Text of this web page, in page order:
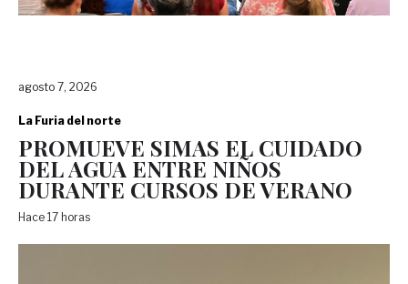
agosto 7, 2026
La Furia del norte
PROMUEVE SIMAS EL CUIDADO
DEL AGUA ENTRE NIÑOS
DURANTE CURSOS DE VERANO
Hace 17 horas